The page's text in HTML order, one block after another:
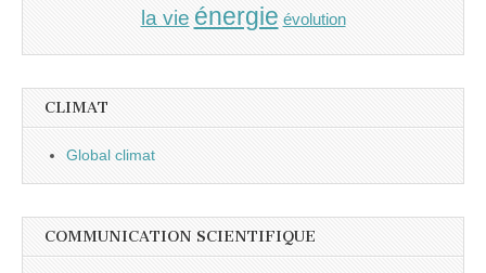
la vie énergie évolution
CLIMAT
Global climat
COMMUNICATION SCIENTIFIQUE